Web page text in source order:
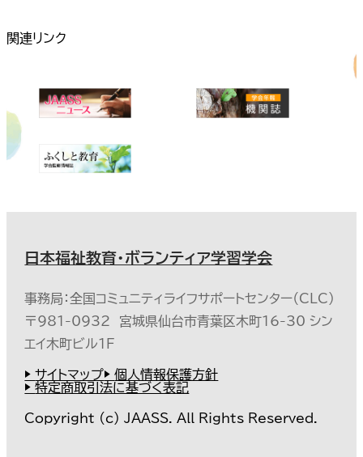
関連リンク
日本福祉教育・ボランティア学習学会
事務局：全国コミュニティライフサポートセンター（CLC）
〒981-0932 宮城県仙台市青葉区木町16-30 シン
エイ木町ビル1F
サイトマップ
個人情報保護方針
特定商取引法に基づく表記
Copyright (c) JAASS. All Rights Reserved.